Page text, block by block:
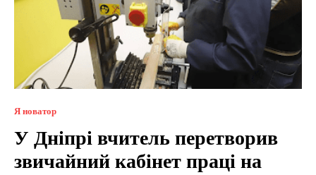
Я новатор
У Дніпрі вчитель перетворив
звичайний кабінет праці на